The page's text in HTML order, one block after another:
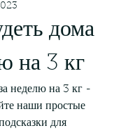
дома
на 3 кг
неделю на 3 кг -
наши простые
для